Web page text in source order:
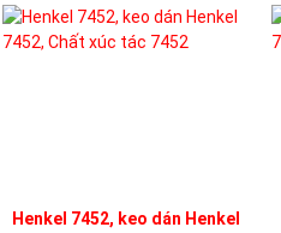
Henkel 7452, keo dán Henkel